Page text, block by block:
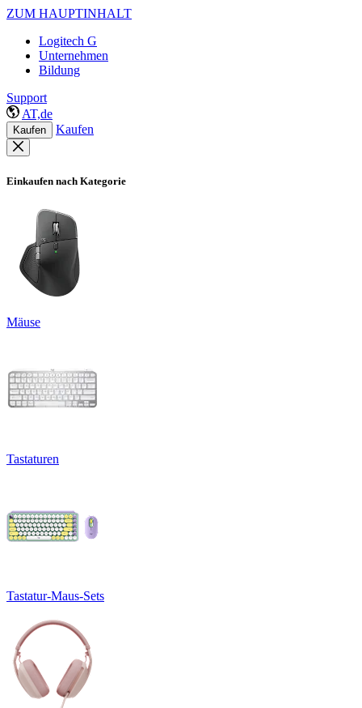
ZUM HAUPTINHALT
Logitech G
Unternehmen
Bildung
Support
AT,de
Kaufen Kaufen
Einkaufen nach Kategorie
Mäuse
Tastaturen
Tastatur-Maus-Sets